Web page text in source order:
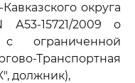
округа
15721/2009 о
ограниченной
Транспортная
должник),